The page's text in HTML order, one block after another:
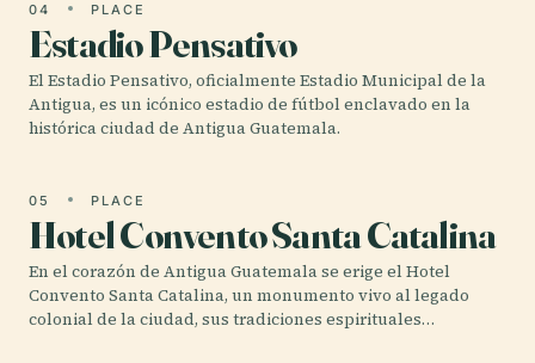
04 PLACE
Estadio Pensativo
El Estadio Pensativo, oficialmente Estadio Municipal de la
Antigua, es un icónico estadio de fútbol enclavado en la
histórica ciudad de Antigua Guatemala.
05 PLACE
Hotel Convento Santa Catalina
En el corazón de Antigua Guatemala se erige el Hotel
Convento Santa Catalina, un monumento vivo al legado
colonial de la ciudad, sus tradiciones espirituales…